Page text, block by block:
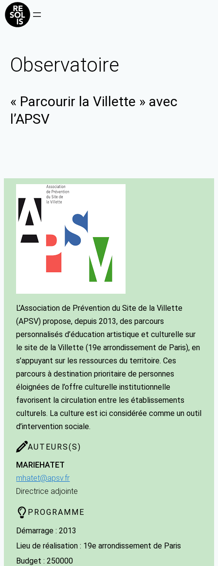
Observatoire
« Parcourir la Villette » avec
l’APSV
L’Association de Prévention du Site de la Villette
(APSV) propose, depuis 2013, des parcours
personnalisés d’éducation artistique et culturelle sur
le site de la Villette (19e arrondissement de Paris), en
s’appuyant sur les ressources du territoire. Ces
parcours à destination prioritaire de personnes
éloignées de l’offre culturelle institutionnelle
favorisent la circulation entre les établissements
culturels. La culture est ici considérée comme un outil
d’intervention sociale.
AUTEURS(S)
MARIEHATET
mhatet@apsv.fr
Directrice adjointe
PROGRAMME
Démarrage : 2013
Lieu de réalisation : 19e arrondissement de Paris
Budget : 250000